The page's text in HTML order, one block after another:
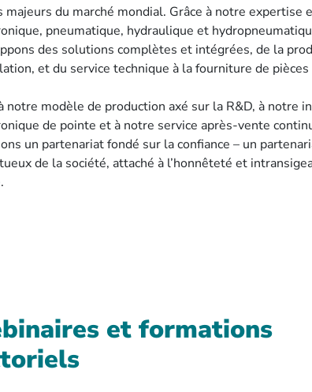
majeurs du marché mondial. Grâce à notre expertise
pneumatique, hydraulique et
des solutions complètes et intégrées, de la
et du service technique à la fourniture de pièces
notre modèle de production axé sur la R&D, à notre
de pointe et à notre service après-vente
un partenariat fondé sur la confiance – un
de la société, attaché à l’honnêteté et
et formations